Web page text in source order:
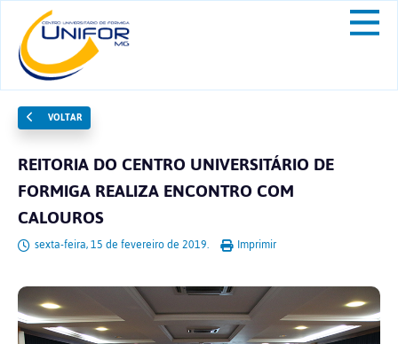
VOLTAR
REITORIA DO CENTRO UNIVERSITÁRIO DE
FORMIGA REALIZA ENCONTRO COM
CALOUROS
sexta-feira, 15 de fevereiro de 2019. Imprimir